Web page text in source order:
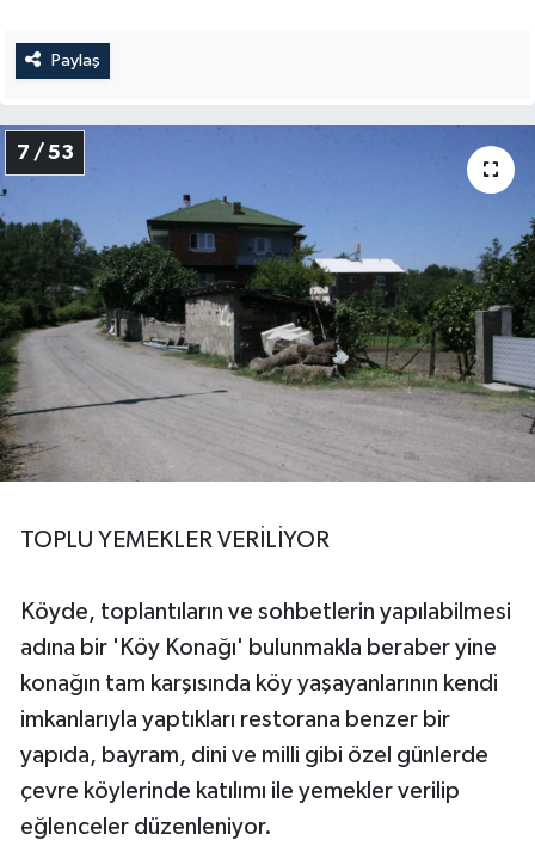
Paylaş
7 / 53
TOPLU YEMEKLER VERİLİYOR
Köyde, toplantıların ve sohbetlerin yapılabilmesi
adına bir 'Köy Konağı' bulunmakla beraber yine
konağın tam karşısında köy yaşayanlarının kendi
imkanlarıyla yaptıkları restorana benzer bir
yapıda, bayram, dini ve milli gibi özel günlerde
çevre köylerinde katılımı ile yemekler verilip
eğlenceler düzenleniyor.